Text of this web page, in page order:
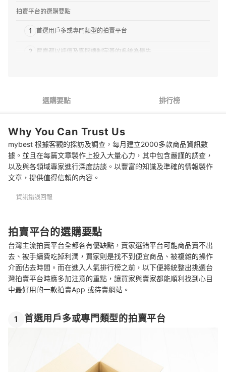
拍賣平台的選購要點
1 首選用戶多或專門類型的拍賣平台
2 買賣都以評價及客服機制完善的系統為優先
找新商品也能瀏覽好用的網購App
選購要點 排行榜
Why You Can Trust Us
mybest 根據客觀的採訪及調查，每月建立2000多款商品資訊數
據。並且在每篇文章製作上投入大量心力，其中包含嚴謹的調查，
以及與各領域專家進行深度訪談。以豐富的知識及準確的情報製作
文章，提供值得信賴的內容。
資訊錯誤回報
拍賣平台的選購要點
台灣主流拍賣平台全都各有優缺點，賣家選錯平台可能商品賣不出
去、被手續費吃掉利潤，買家則是找不到便宜商品、被複雜的操作
介面佔去時間。而在進入人氣排行榜之前，以下便將統整出挑選台
灣拍賣平台時應多加注意的重點，讓買家與賣家都能順利找到心目
中最好用的一款拍賣App 或待賣網站。
1 首選用戶多或專門類型的拍賣平台